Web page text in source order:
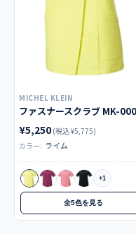
MICHEL KLEIN
ファスナースクラブ MK-
¥5,250 (税込 ¥5,775)
カラー: ライム
+1
全5色を見る